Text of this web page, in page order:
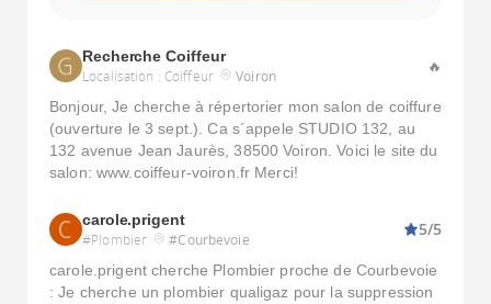
Recherche Coiffeur
Localisation : Coiffeur Voiron
🔥
Bonjour, Je cherche à répertorier mon salon de coiffure
(ouverture le 3 sept.). Ca s´appele STUDIO 132, au
132 avenue Jean Jaurès, 38500 Voiron. Voici le site du
salon: www.coiffeur-voiron.fr Merci!
carole.prigent
#Plombier #Courbevoie
5/5
carole.prigent cherche Plombier proche de Courbevoie
: Je cherche un plombier qualigaz pour la suppression